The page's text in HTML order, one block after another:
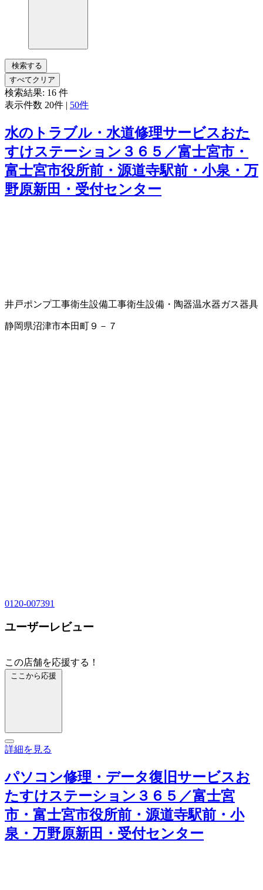
検索する
すべてクリア
検索結果: 16 件
表示件数 20件 | 50件
水のトラブル・水道修理サービスおた
すけステーション３６５／富士宮市・
富士宮市役所前・源道寺駅前・小泉・万
野原新田・受付センター
井戸ポンプ工事衛生設備工事衛生設備・陶器温水器ガス器具
静岡県沼津市本田町９－７
0120-007391
ユーザーレビュー
この店舗を応援する！
ここから応援
詳細を見る
パソコン修理・データ復旧サービスお
たすけステーション３６５／富士宮
市・富士宮市役所前・源道寺駅前・小
泉・万野原新田・受付センター